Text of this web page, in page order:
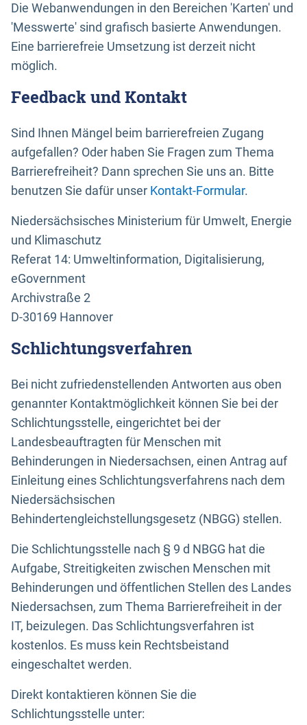
Die Webanwendungen in den Bereichen 'Karten' und
'Messwerte' sind grafisch basierte Anwendungen.
Eine barrierefreie Umsetzung ist derzeit nicht
möglich.
Feedback und Kontakt
Sind Ihnen Mängel beim barrierefreien Zugang
aufgefallen? Oder haben Sie Fragen zum Thema
Barrierefreiheit? Dann sprechen Sie uns an. Bitte
benutzen Sie dafür unser Kontakt-Formular.
Niedersächsisches Ministerium für Umwelt, Energie
und Klimaschutz
Referat 14: Umweltinformation, Digitalisierung,
eGovernment
Archivstraße 2
D-30169 Hannover
Schlichtungsverfahren
Bei nicht zufriedenstellenden Antworten aus oben
genannter Kontaktmöglichkeit können Sie bei der
Schlichtungsstelle, eingerichtet bei der
Landesbeauftragten für Menschen mit
Behinderungen in Niedersachsen, einen Antrag auf
Einleitung eines Schlichtungsverfahrens nach dem
Niedersächsischen
Behindertengleichstellungsgesetz (NBGG) stellen.
Die Schlichtungsstelle nach § 9 d NBGG hat die
Aufgabe, Streitigkeiten zwischen Menschen mit
Behinderungen und öffentlichen Stellen des Landes
Niedersachsen, zum Thema Barrierefreiheit in der
IT, beizulegen. Das Schlichtungsverfahren ist
kostenlos. Es muss kein Rechtsbeistand
eingeschaltet werden.
Direkt kontaktieren können Sie die
Schlichtungsstelle unter: